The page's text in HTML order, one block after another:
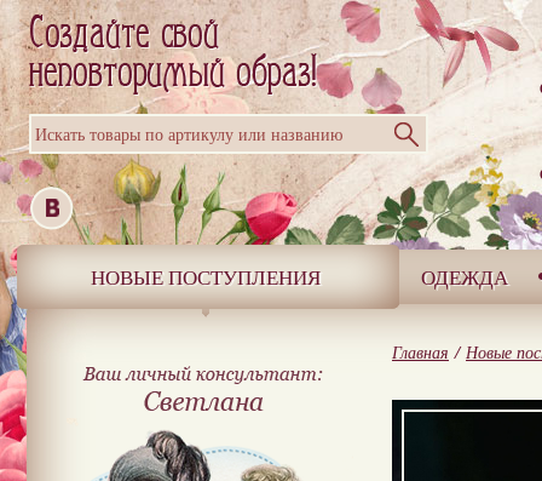
Искать товары по артикулу или названию
НОВЫЕ ПОСТУПЛЕНИЯ ОДЕЖДА
Главная / Новые